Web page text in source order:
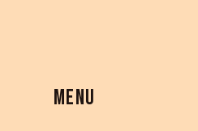
MENU